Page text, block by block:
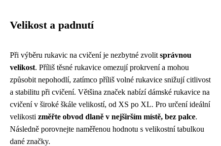
Velikost a padnutí
Při výběru rukavic na cvičení je nezbytné zvolit správnou
velikost. Příliš těsné rukavice omezují prokrvení a mohou
způsobit nepohodlí, zatímco příliš volné rukavice snižují citlivost
a stabilitu při cvičení. Většina značek nabízí dámské rukavice na
cvičení v široké škále velikostí, od XS po XL. Pro určení ideální
velikosti změřte obvod dlaně v nejširším místě, bez palce.
Následně porovnejte naměřenou hodnotu s velikostní tabulkou
dané značky.